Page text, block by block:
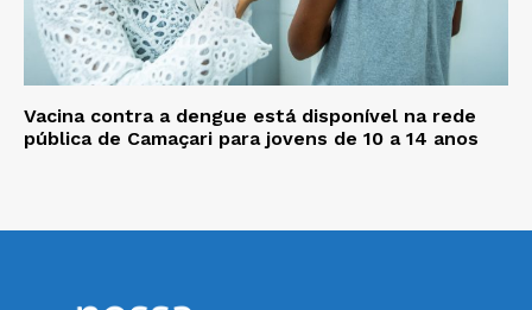
Vacina contra a dengue está disponível na rede
pública de Camaçari para jovens de 10 a 14 anos